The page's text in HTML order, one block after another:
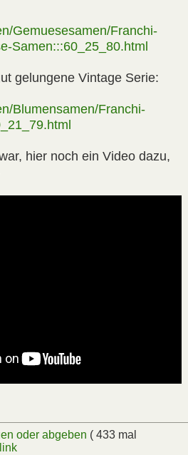
Gemuesesamen/Franchi-
Samen:::60_25_80.html
gelungene Vintage Serie:
Blumensamen/Franchi-
hier noch ein Video dazu,
oder abgeben ( 433 mal